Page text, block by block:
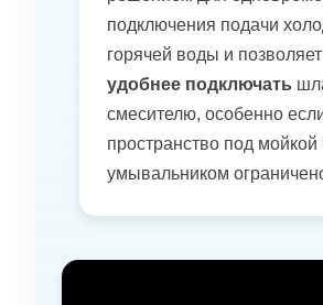
подключения подачи
горячей воды и позволяет
удобнее подключать
смесителю, особенно
пространство под мойкой
умывальником